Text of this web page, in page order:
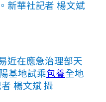
新華社記者 楊文斌
近在應急治理部天
基地試乘包養全地
楊文斌 攝